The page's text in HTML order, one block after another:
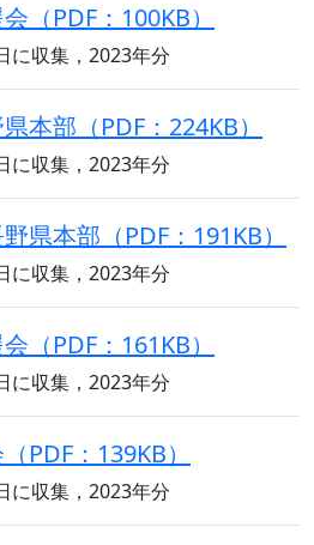
（PDF：100KB）
に収集，2023年分
本部（PDF：224KB）
に収集，2023年分
県本部（PDF：191KB）
に収集，2023年分
（PDF：161KB）
に収集，2023年分
PDF：139KB）
に収集，2023年分